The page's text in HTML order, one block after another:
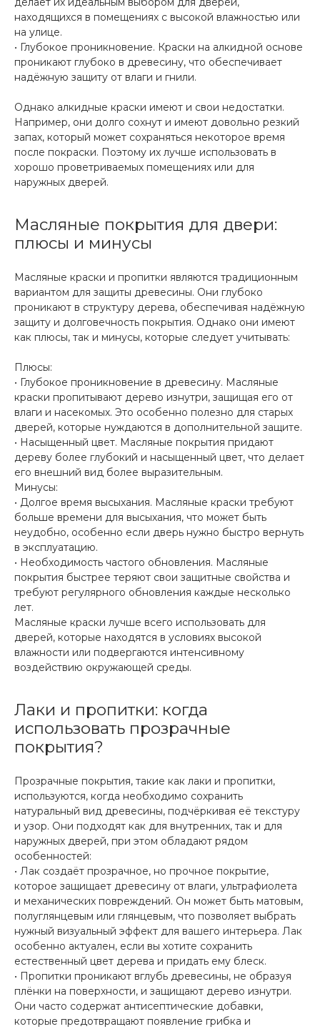
находящихся в помещениях с высокой влажностью или
на улице.
• Глубокое проникновение. Краски на алкидной основе
проникают глубоко в древесину, что обеспечивает
надёжную защиту от влаги и гнили.
Однако алкидные краски имеют и свои недостатки.
Например, они долго сохнут и имеют довольно резкий
запах, который может сохраняться некоторое время
после покраски. Поэтому их лучше использовать в
хорошо проветриваемых помещениях или для
наружных дверей.
Масляные покрытия для двери:
плюсы и минусы
Масляные краски и пропитки являются традиционным
вариантом для защиты древесины. Они глубоко
проникают в структуру дерева, обеспечивая надёжную
защиту и долговечность покрытия. Однако они имеют
как плюсы, так и минусы, которые следует учитывать:
Плюсы:
• Глубокое проникновение в древесину. Масляные
краски пропитывают дерево изнутри, защищая его от
влаги и насекомых. Это особенно полезно для старых
дверей, которые нуждаются в дополнительной защите.
• Насыщенный цвет. Масляные покрытия придают
дереву более глубокий и насыщенный цвет, что делает
его внешний вид более выразительным.
Минусы:
• Долгое время высыхания. Масляные краски требуют
больше времени для высыхания, что может быть
неудобно, особенно если дверь нужно быстро вернуть
в эксплуатацию.
• Необходимость частого обновления. Масляные
покрытия быстрее теряют свои защитные свойства и
требуют регулярного обновления каждые несколько
лет.
Масляные краски лучше всего использовать для
дверей, которые находятся в условиях высокой
влажности или подвергаются интенсивному
воздействию окружающей среды.
Лаки и пропитки: когда
использовать прозрачные
покрытия?
Прозрачные покрытия, такие как лаки и пропитки,
используются, когда необходимо сохранить
натуральный вид древесины, подчёркивая её текстуру
и узор. Они подходят как для внутренних, так и для
наружных дверей, при этом обладают рядом
особенностей:
• Лак создаёт прозрачное, но прочное покрытие,
которое защищает древесину от влаги, ультрафиолета
и механических повреждений. Он может быть матовым,
полуглянцевым или глянцевым, что позволяет выбрать
нужный визуальный эффект для вашего интерьера. Лак
особенно актуален, если вы хотите сохранить
естественный цвет дерева и придать ему блеск.
• Пропитки проникают вглубь древесины, не образуя
плёнки на поверхности, и защищают дерево изнутри.
Они часто содержат антисептические добавки,
которые предотвращают появление грибка и